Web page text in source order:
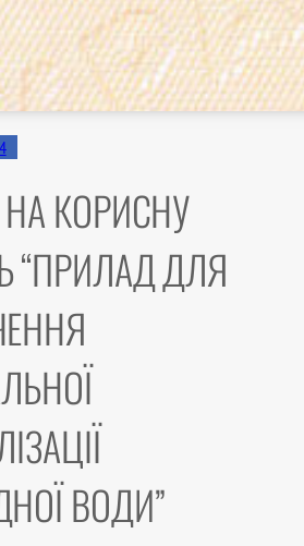
КОРИСНУ
“ПРИЛАД ДЛЯ
ВОДИ”